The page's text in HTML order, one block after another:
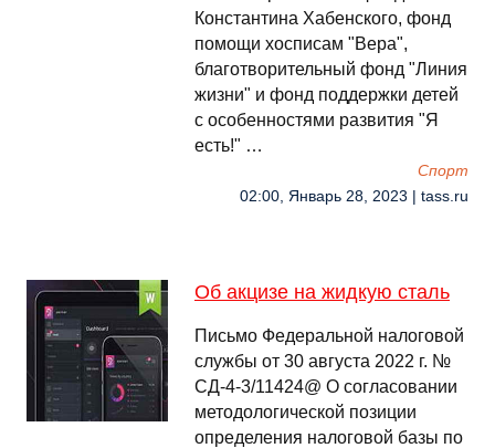
Константина Хабенского, фонд
помощи хосписам "Вера",
благотворительный фонд "Линия
жизни" и фонд поддержки детей
с особенностями развития "Я
есть!" …
Спорт
02:00, Январь 28, 2023 | tass.ru
Об акцизе на жидкую сталь
Письмо Федеральной налоговой
службы от 30 августа 2022 г. №
СД-4-3/11424@ О согласовании
методологической позиции
определения налоговой базы по